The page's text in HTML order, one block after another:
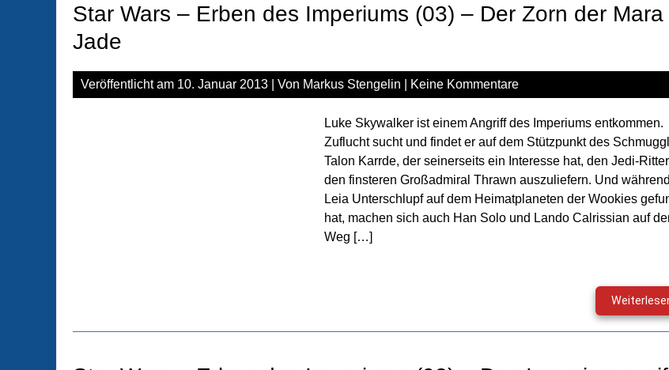
Star Wars – Erben des Imperiums (03) – Der Zorn der Mara
Jade
Veröffentlicht am 10. Januar 2013 | Von Markus Stengelin Keine Kommentare
Luke Skywalker ist einem Angriff des Imperiums entkommen.
Zuflucht sucht und findet er auf dem Stützpunkt des
Talon Karrde, der seinerseits ein Interesse hat, den Jedi-
den finsteren Großadmiral Thrawn auszuliefern. Und während
Leia Unterschlupf auf dem Heimatplaneten der Wookies
hat, machen sich auch Han Solo und Lando Calrissian auf
Weg […]